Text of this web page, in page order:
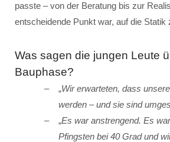
passte – von der Beratung bis zur
entscheidende Punkt war, auf die Statik
Was sagen die jungen Leute
Bauphase?
„Wir erwarteten, dass
werden – und sie sind
„Es war anstrengend. Es
Pfingsten bei 40 Grad und